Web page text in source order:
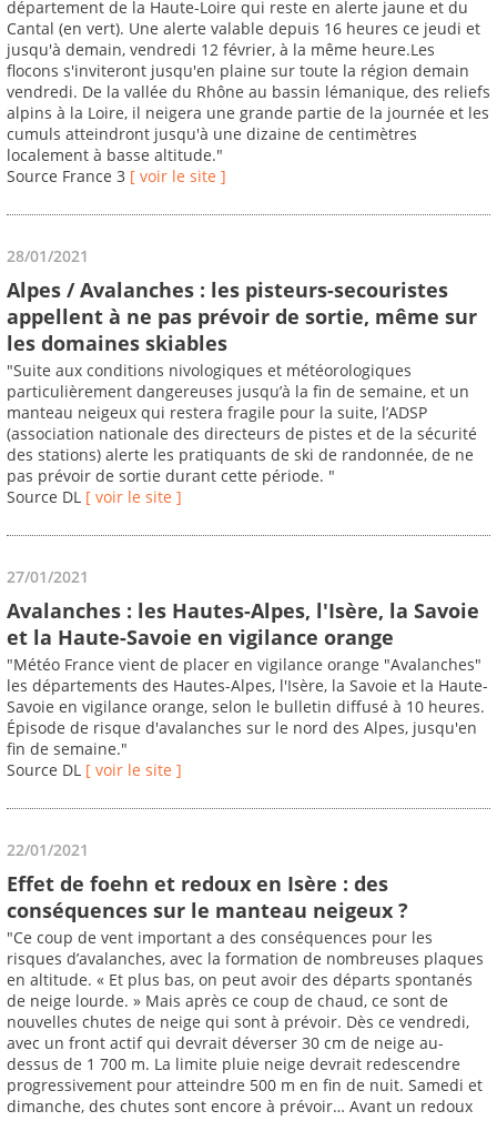
département de la Haute-Loire qui reste en alerte jaune et du
Cantal (en vert). Une alerte valable depuis 16 heures ce jeudi et
jusqu'à demain, vendredi 12 février, à la même heure.Les
flocons s'inviteront jusqu'en plaine sur toute la région demain
vendredi. De la vallée du Rhône au bassin lémanique, des reliefs
alpins à la Loire, il neigera une grande partie de la journée et les
cumuls atteindront jusqu'à une dizaine de centimètres
localement à basse altitude."
Source France 3 [ voir le site ]
28/01/2021
Alpes / Avalanches : les pisteurs-secouristes
appellent à ne pas prévoir de sortie, même sur
les domaines skiables
"Suite aux conditions nivologiques et météorologiques
particulièrement dangereuses jusqu’à la fin de semaine, et un
manteau neigeux qui restera fragile pour la suite, l’ADSP
(association nationale des directeurs de pistes et de la sécurité
des stations) alerte les pratiquants de ski de randonnée, de ne
pas prévoir de sortie durant cette période. "
Source DL [ voir le site ]
27/01/2021
Avalanches : les Hautes-Alpes, l'Isère, la Savoie
et la Haute-Savoie en vigilance orange
"Météo France vient de placer en vigilance orange "Avalanches"
les départements des Hautes-Alpes, l'Isère, la Savoie et la Haute-
Savoie en vigilance orange, selon le bulletin diffusé à 10 heures.
Épisode de risque d'avalanches sur le nord des Alpes, jusqu'en
fin de semaine."
Source DL [ voir le site ]
22/01/2021
Effet de foehn et redoux en Isère : des
conséquences sur le manteau neigeux ?
"Ce coup de vent important a des conséquences pour les
risques d’avalanches, avec la formation de nombreuses plaques
en altitude. « Et plus bas, on peut avoir des départs spontanés
de neige lourde. » Mais après ce coup de chaud, ce sont de
nouvelles chutes de neige qui sont à prévoir. Dès ce vendredi,
avec un front actif qui devrait déverser 30 cm de neige au-
dessus de 1 700 m. La limite pluie neige devrait redescendre
progressivement pour atteindre 500 m en fin de nuit. Samedi et
dimanche, des chutes sont encore à prévoir… Avant un redoux